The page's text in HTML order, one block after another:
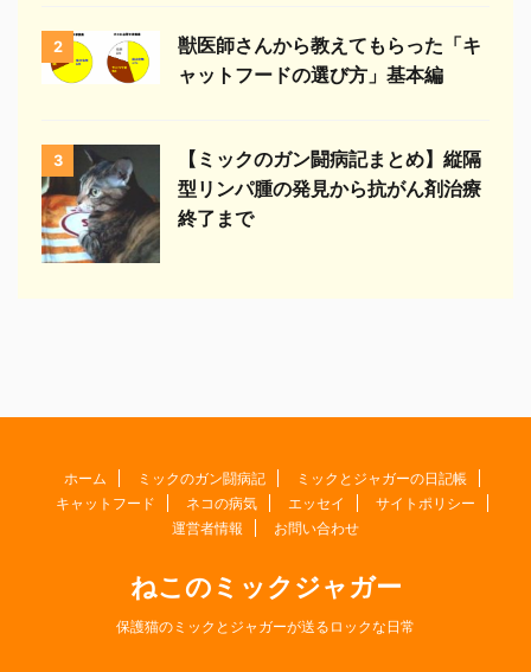
2
獣医師さんから教えてもらった「キ
ャットフードの選び方」基本編
3
【ミックのガン闘病記まとめ】縦隔
型リンパ腫の発見から抗がん剤治療
終了まで
ホーム ミックのガン闘病記
ミックとジャガーの日記帳
キャットフード
ネコの病気 エッセイ
サイトポリシー
運営者情報
お問い合わせ
ねこのミックジャガー
保護猫のミックとジャガーが送るロックな日常
© 2026 ねこのミックジャガー